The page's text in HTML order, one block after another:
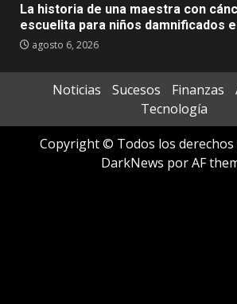
La historia de una maestra con
escuelita para niños damnificados
agosto 6, 2026
Noticias Sucesos Finanzas
Tecnología
Copyright © Todos los derechos
DarkNews por AF